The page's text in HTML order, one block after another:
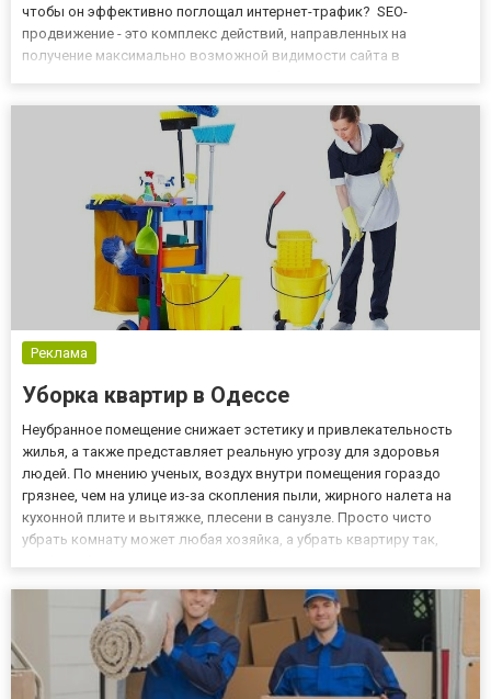
чтобы он эффективно поглощал интернет-трафик? SEO-
продвижение - это комплекс действий, направленных на
получение максимально возможной видимости сайта в
покупок. Высокие позици...
Реклама
Уборка квартир в Одессе
Неубранное помещение снижает эстетику и привлекательность
жилья, а также представляет реальную угрозу для здоровья
людей. По мнению ученых, воздух внутри помещения гораздо
грязнее, чем на улице из-за скопления пыли, жирного налета на
кухонной плите и вытяжке, плесени в санузле. Просто чисто
убрать комнату может любая хозяйка, а убрать квартиру так,